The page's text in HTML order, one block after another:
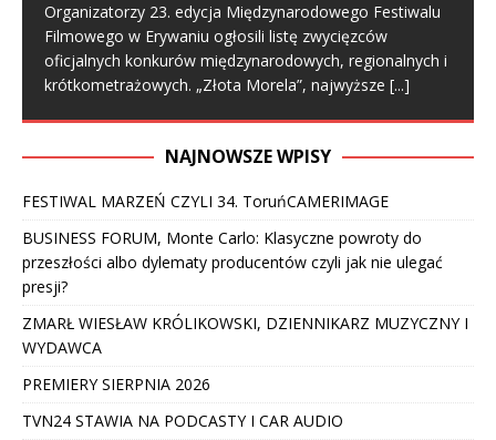
Organizatorzy 23. edycja Międzynarodowego Festiwalu
Filmowego w Erywaniu ogłosili listę zwycięzców
oficjalnych konkurów międzynarodowych, regionalnych i
krótkometrażowych. „Złota Morela”, najwyższe [...]
NAJNOWSZE WPISY
FESTIWAL MARZEŃ CZYLI 34. ToruńCAMERIMAGE
BUSINESS FORUM, Monte Carlo: Klasyczne powroty do
przeszłości albo dylematy producentów czyli jak nie ulegać
presji?
ZMARŁ WIESŁAW KRÓLIKOWSKI, DZIENNIKARZ MUZYCZNY I
WYDAWCA
PREMIERY SIERPNIA 2026
TVN24 STAWIA NA PODCASTY I CAR AUDIO